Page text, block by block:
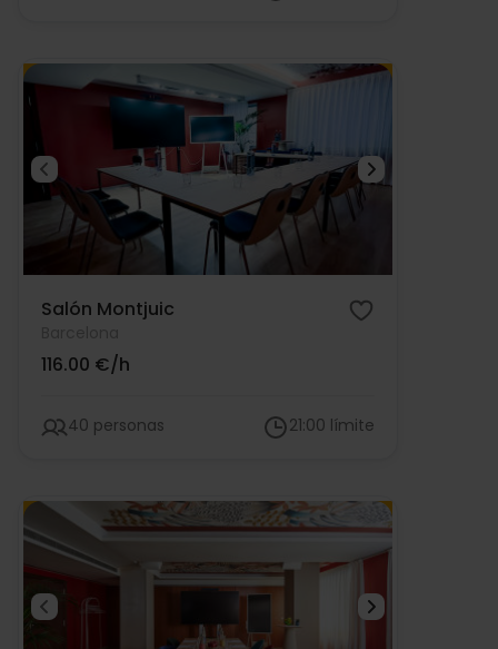
Salón Montjuic
116.00 €/h
40 personas 21:00 límite